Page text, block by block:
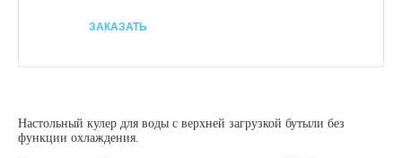
ЗАКАЗАТЬ
Настольный кулер для воды с верхней загрузкой бутыли без
функции охлаждения.